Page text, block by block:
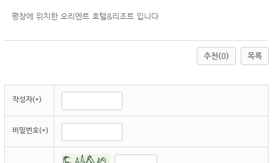
평창에 위치한 오리엔트 호텔&리조트 입니다
추천(0) 목록
작성자(*)
비밀번호(*)